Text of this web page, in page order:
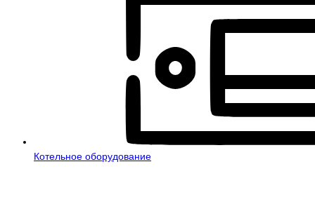
Котельное оборудование